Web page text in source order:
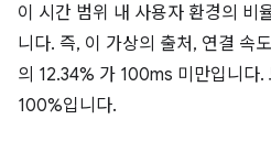
이 시간 범위 내 사용자 환경의 비
니다. 즉, 이 가상의 출처, 연결 속
의 12.34% 가 100ms 미만입니다.
100%입니다.